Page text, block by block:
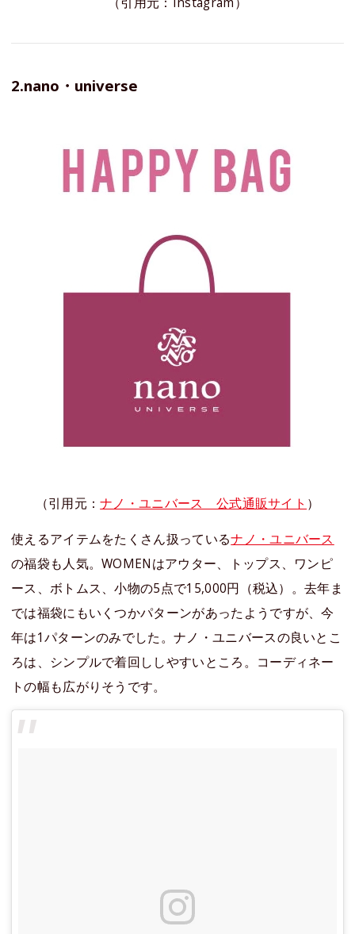
2.nano・universe
（引用元：ナノ・ユニバース 公式通販サイト ）
使えるアイテムをたくさん扱っているナノ・ユニバース
の福袋も人気。WOMENはアウター、トップス、ワンピ
ース、ボトムス、小物の5点で15,000円（税込）。去年ま
では福袋にもいくつかパターンがあったようですが、今
年は1パターンのみでした。ナノ・ユニバースの良いとこ
ろは、シンプルで着回ししやすいところ。コーディネー
トの幅も広がりそうです。